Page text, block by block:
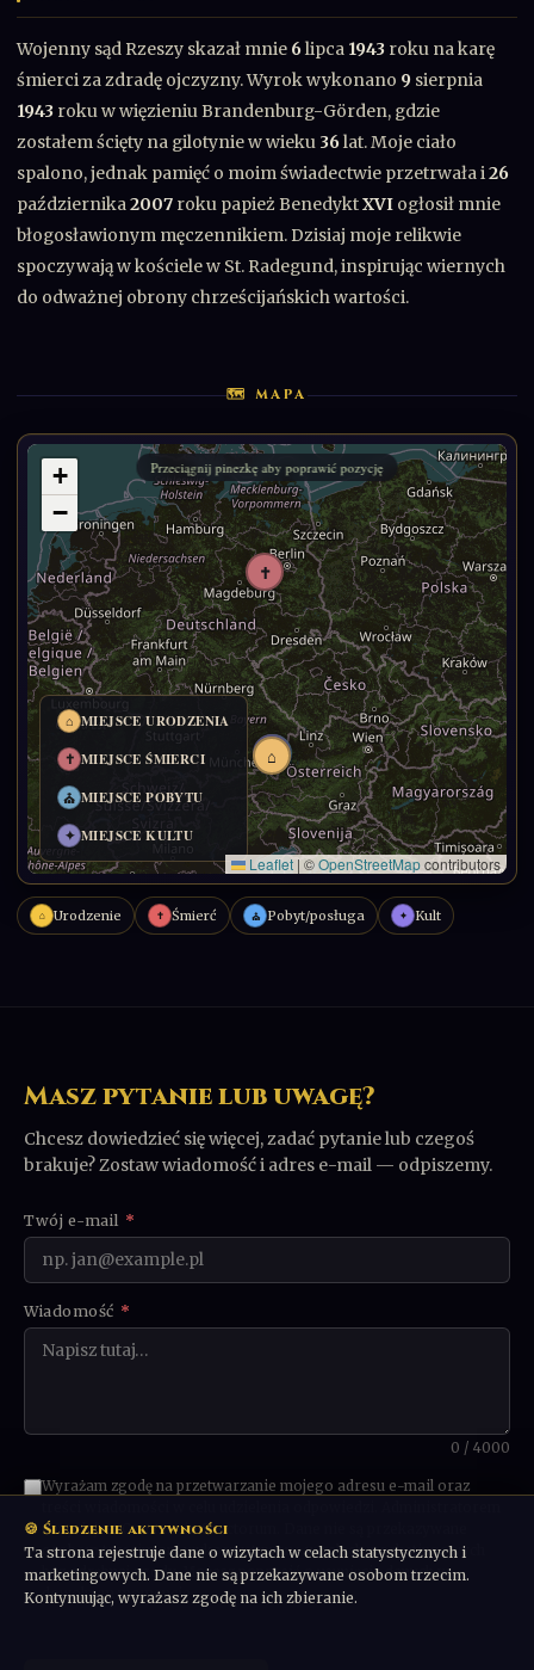
Wojenny sąd Rzeszy skazał mnie 6lipca 1943 roku na karę
śmierci za zdradę ojczyzny. Wyrok wykonano 9 sierpnia
1943 roku w więzieniu Brandenburg-Görden, gdzie
zostałem ścięty na gilotynie w wieku 36lat. Moje ciało
spalono, jednak pamięć o moim świadectwie przetrwała i26
października2007 roku papież BenedyktXVI ogłosił mnie
błogosławionym męczennikiem. Dzisiaj moje relikwie
spoczywają w kościele w St. Radegund, inspirując wiernych
do odważnej obrony chrześcijańskich wartości.
🗺 MAPA
⌂ Urodzenie ✝ Śmierć ⛪ Pobyt/posługa ✦ Kult
Masz pytanie lub uwagę?
Chcesz dowiedzieć się więcej, zadać pytanie lub czegoś
brakuje? Zostaw wiadomość i adres e-mail — odpiszemy.
Twój e-mail *
Wiadomość *
0 / 4000
Wyrażam zgodę na przetwarzanie mojego adresu e-mail oraz
danych jest Communio Sanctorum. Dane nie są przekazywane
osobom trzecim ani wykorzystywane w celach marketingowych
bez odrębnej zgody. Możesz poprosić o usunięcie danych w
dowolnym momencie.
🍪 Śledzenie aktywności
Ta strona rejestruje dane o wizytach w celach statystycznych i
marketingowych. Dane nie są przekazywane osobom trzecim.
Kontynuując, wyrażasz zgodę na ich zbieranie.